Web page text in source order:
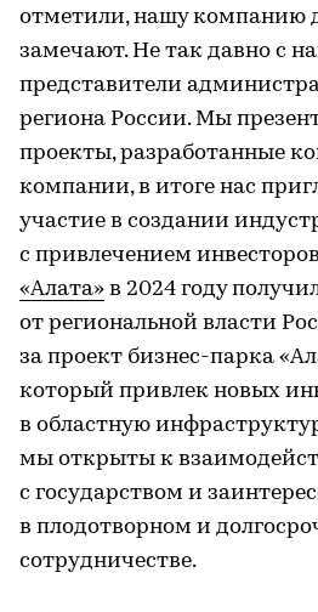
отметили, нашу компанию
замечают. Не так давно с
представители
региона России. Мы
проекты, разработанные
компании, в итоге нас
участие в создании
с привлечением
«Алата» в 2024 году
от региональной власти
за проект бизнес-парка
который привлек новых
в областную
мы открыты к
с государством и
в плодотворном и
сотрудничестве.